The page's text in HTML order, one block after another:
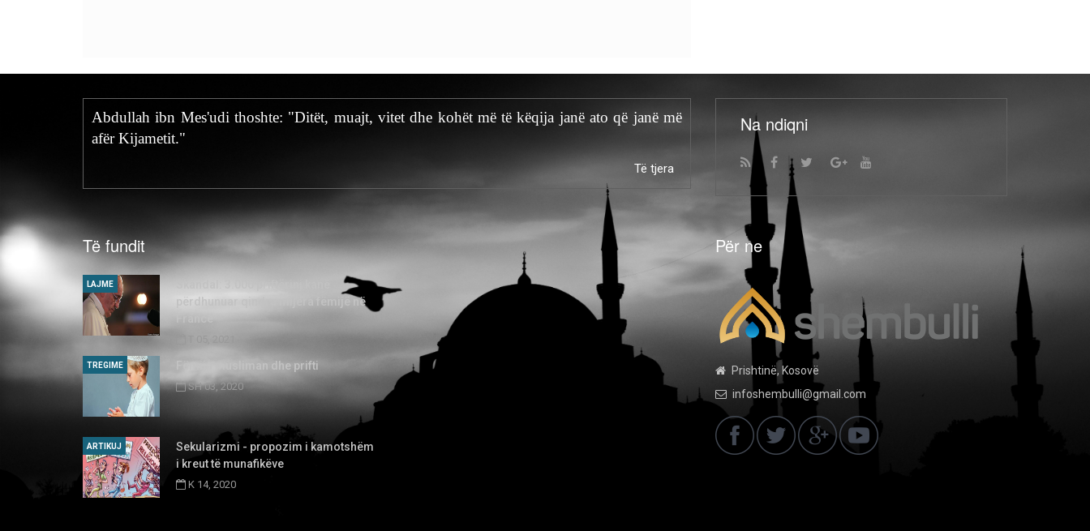
Abdullah ibn Mes'udi thoshte: "Ditët, muajt, vitet dhe kohët më të këqija janë ato që janë më
afër Kijametit."
Të tjera
Na ndiqni
Të fundit
përdhunuar qindra mijëra fëmijë në
LAJME
Fëmija musliman dhe prifti
SH 03, 2020
TREGIME
Sekularizmi - propozim i kamotshëm
i kreut të munafikëve
K 14, 2020
ARTIKUJ
Për ne
Prishtinë, Kosovë
infoshembulli@gmail.com